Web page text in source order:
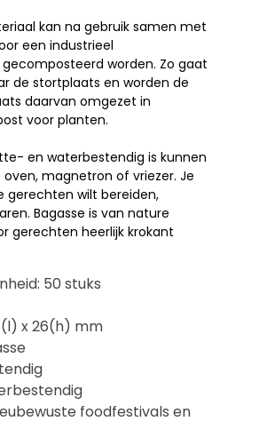
kan na gebruik samen met
een industrieel
worden. Zo gaat
de stortplaats en worden de
daarvan omgezet in
voor planten.
en waterbestendig is kunnen
oven, magnetron of vriezer. Je
gerechten wilt bereiden,
Bagasse is van nature
gerechten heerlijk krokant
50 stuks
x 26(h) mm
foodfestivals en